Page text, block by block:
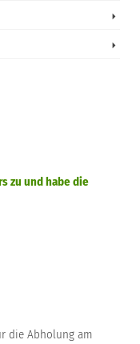
zu und habe die
die Abholung am